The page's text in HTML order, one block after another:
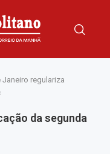
Janeiro regulariza
da segunda